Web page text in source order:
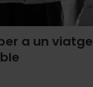
a un viatge